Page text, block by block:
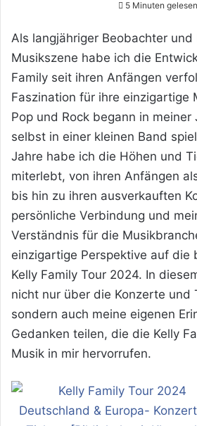
5 Minuten gelesen
Als langjähriger Beobachter und
Musikszene habe ich die
Family seit ihren Anfängen
Faszination für ihre einzigartige
Pop und Rock begann in meiner
selbst in einer kleinen Band
Jahre habe ich die Höhen und
miterlebt, von ihren Anfängen
bis hin zu ihren ausverkauften
persönliche Verbindung und
Verständnis für die
einzigartige Perspektive auf die
Kelly Family Tour 2024. In
nicht nur über die Konzerte und
sondern auch meine eigenen
Gedanken teilen, die die Kelly
Musik in mir hervorrufen.